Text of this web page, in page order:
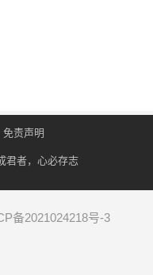
免责声明
君者，心必存志
备2021024218号-3